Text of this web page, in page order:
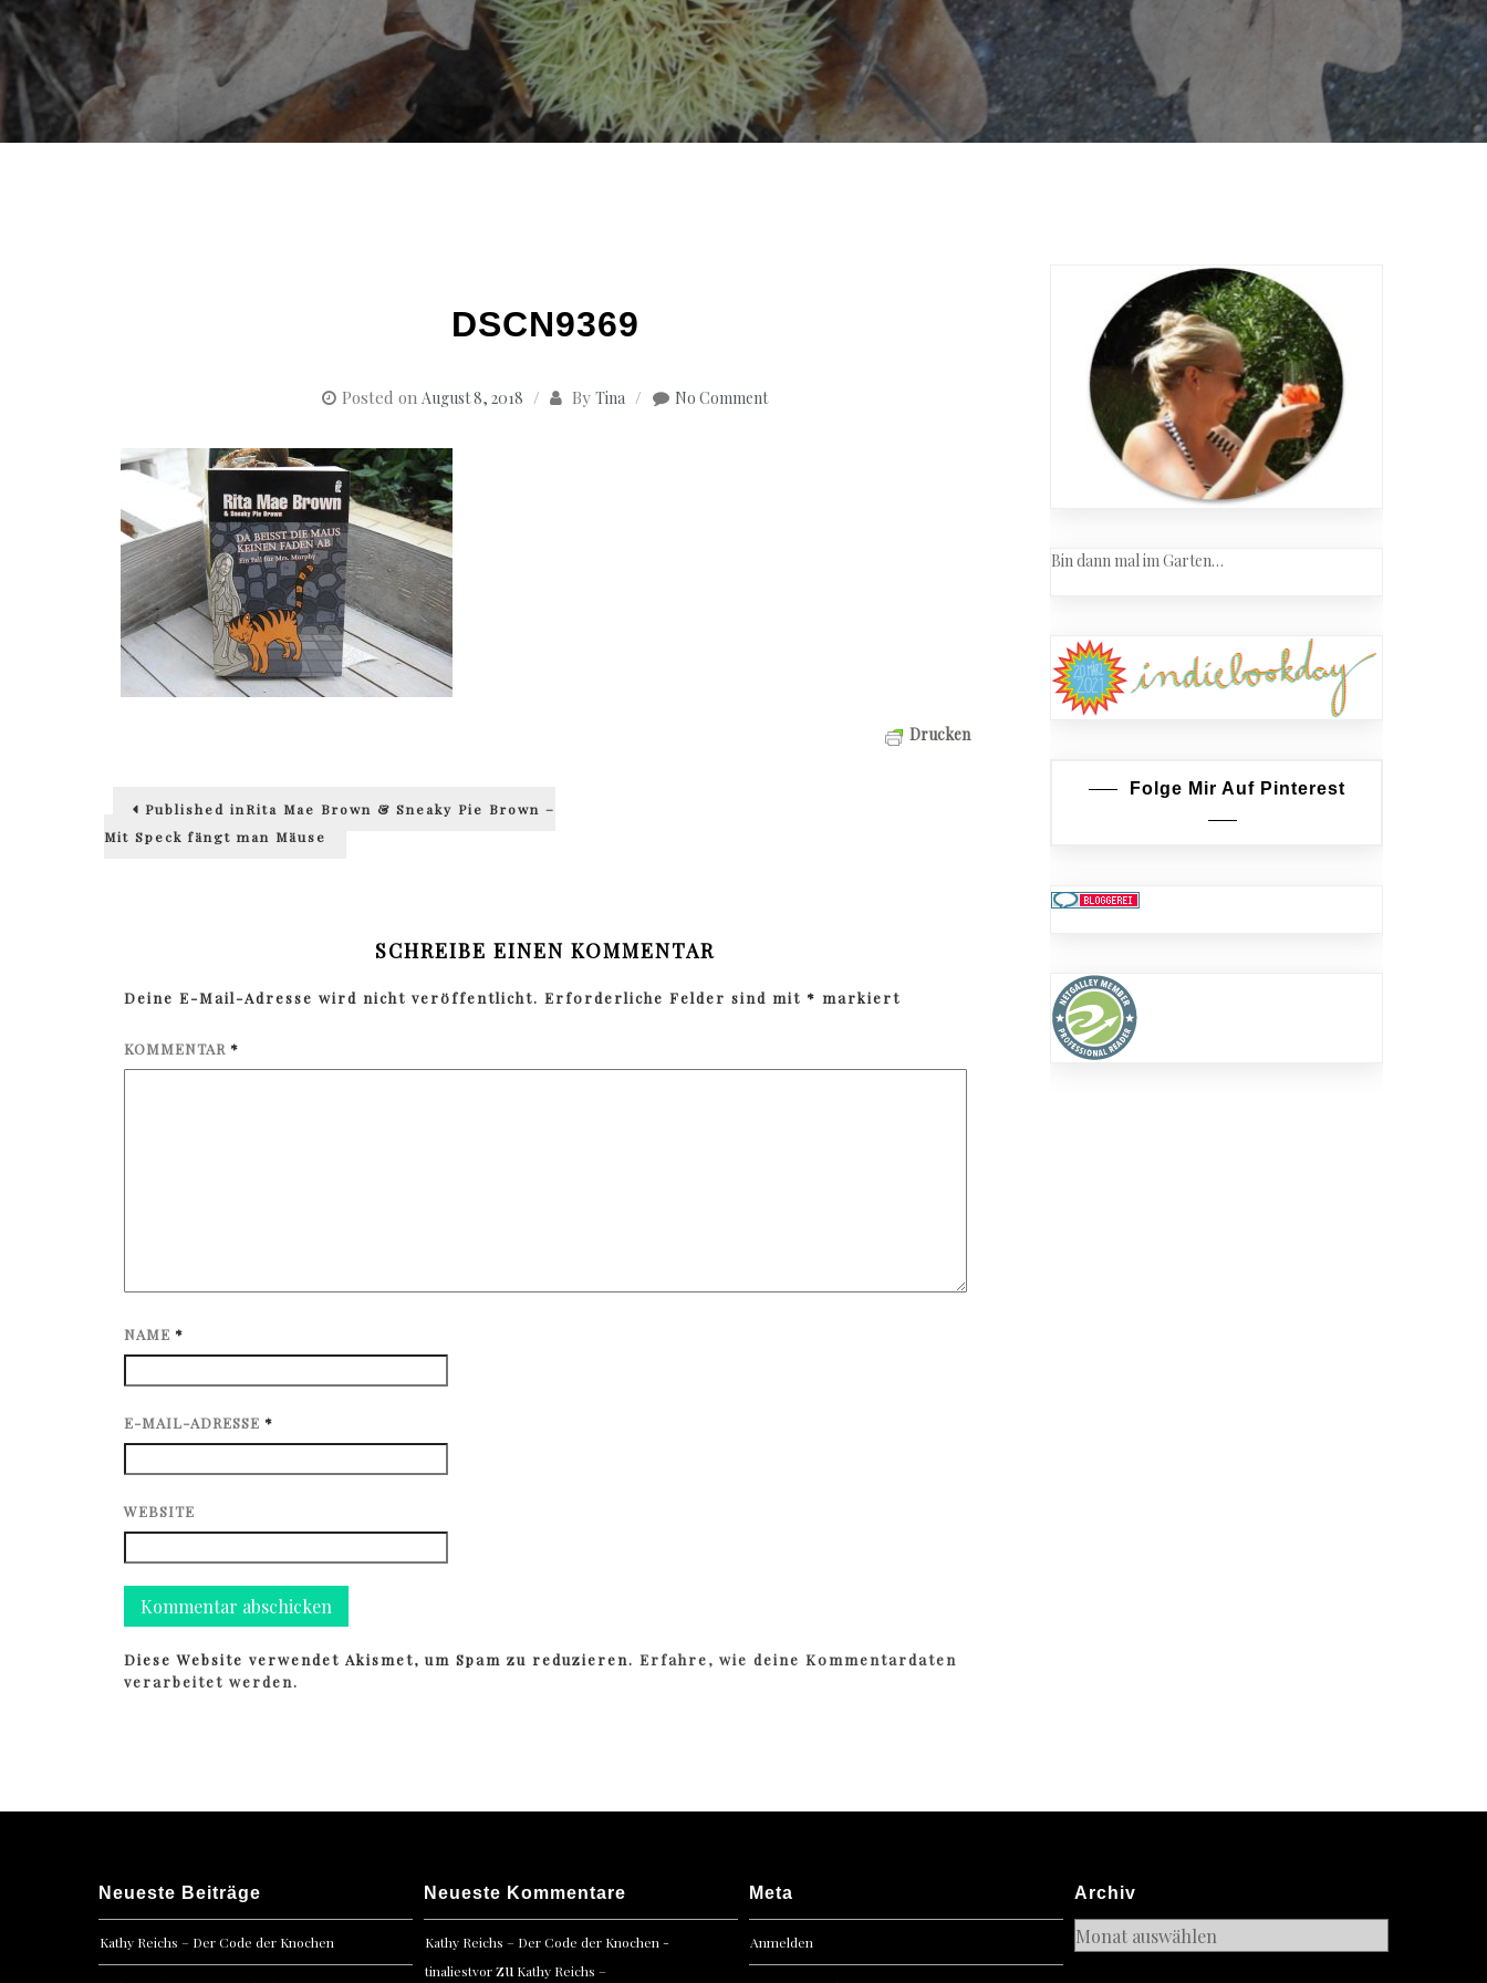
DSCN9369
Posted on August 8, 2018 By Tina No Comment
Drucken
Beitragsnavigation
Published inRita Mae Brown & Sneaky Pie Brown –
Mit Speck fängt man Mäuse
SCHREIBE EINEN KOMMENTAR
Deine E-Mail-Adresse wird nicht veröffentlicht. Erforderliche Felder sind mit * markiert
KOMMENTAR *
NAME *
E-MAIL-ADRESSE *
WEBSITE
Diese Website verwendet Akismet, um Spam zu reduzieren.Erfahre, wie deine Kommentardaten
verarbeitet werden.
Bin dann mal im Garten…
Folge Mir Auf Pinterest
Neueste Beiträge
Kathy Reichs – Der Code der Knochen
Neueste Kommentare
Kathy Reichs – Der Code der Knochen -
tinaliestvorzu Kathy Reichs –
Meta
Anmelden
Archiv
Archiv